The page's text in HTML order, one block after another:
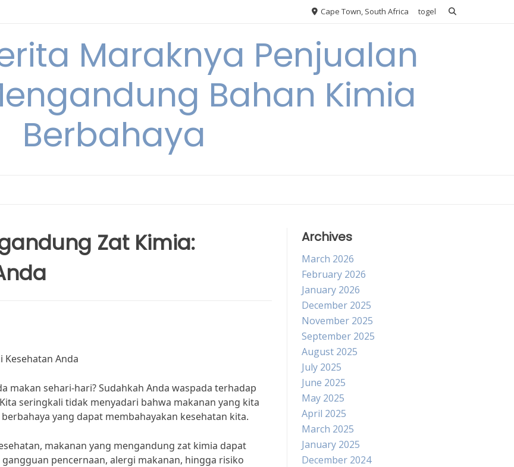
Cape Town, South Africa togel
Maraknya Penjualan
Bahan Kimia
Berbahaya
Zat Kimia:
Kesehatan Anda
makan sehari-hari? Sudahkah Anda waspada terhadap
seringkali tidak menyadari bahwa makanan yang kita
yang dapat membahayakan kesehatan kita.
makanan yang mengandung zat kimia dapat
pencernaan, alergi makanan, hingga risiko
Archives
March 2026
February 2026
January 2026
December 2025
November 2025
September 2025
August 2025
July 2025
June 2025
May 2025
April 2025
March 2025
January 2025
December 2024